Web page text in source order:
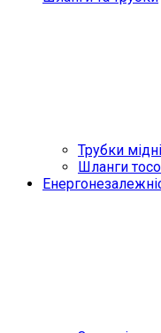
Трубки
Шланги